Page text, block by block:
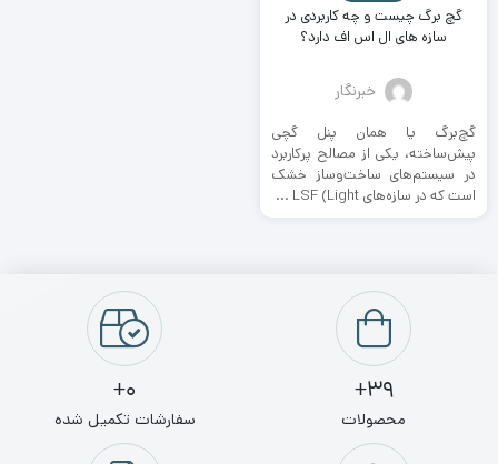
گچ برگ چیست و چه کاربردی در
سازه های ال اس اف دارد؟
خبرنگار
گچ‌برگ یا همان پنل گچی
پیش‌ساخته، یکی از مصالح پرکاربرد
در سیستم‌های ساخت‌وساز خشک
است که در سازه‌های LSF (Light ...
39+
محصولات
0+
سفارشات تکمیل شده